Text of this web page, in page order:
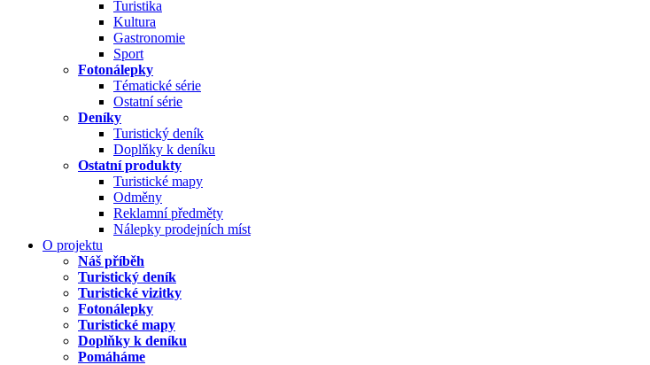
Turistika
Kultura
Gastronomie
Sport
Fotonálepky
Tématické série
Ostatní série
Deníky
Turistický deník
Doplňky k deníku
Ostatní produkty
Turistické mapy
Odměny
Reklamní předměty
Nálepky prodejních míst
O projektu
Náš příběh
Turistický deník
Turistické vizitky
Fotonálepky
Turistické mapy
Doplňky k deníku
Pomáháme